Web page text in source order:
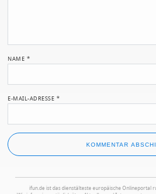
NAME *
E-MAIL-ADRESSE *
ifun.de ist das dienstälteste europäische Onlineportal